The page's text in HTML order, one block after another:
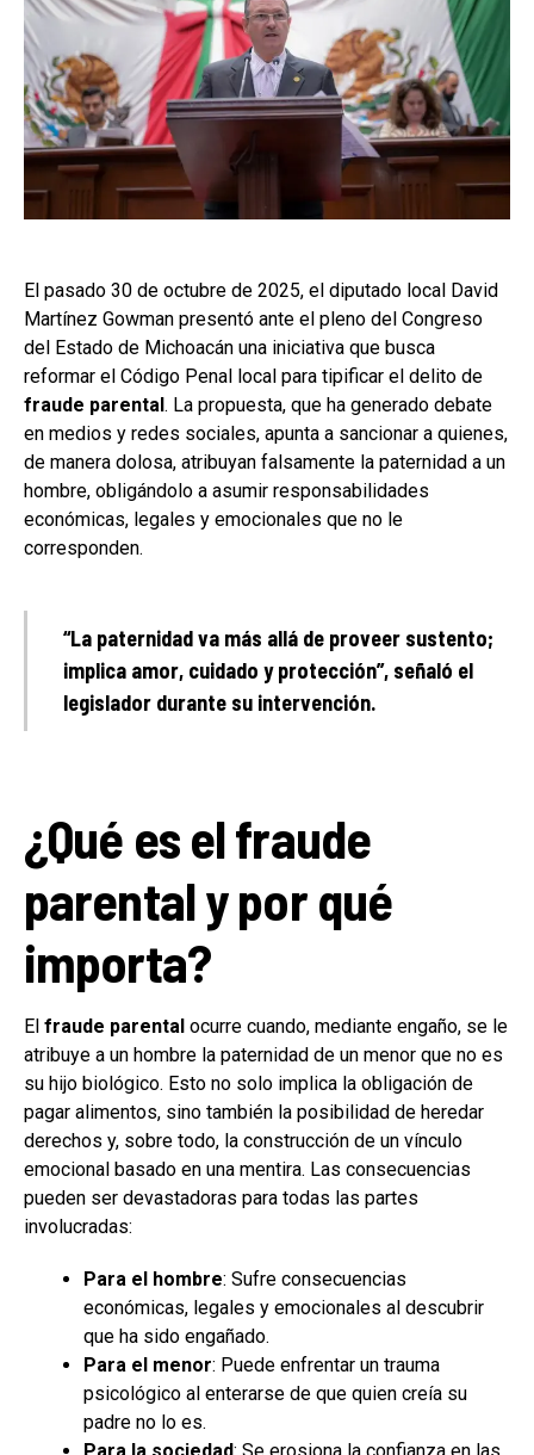
El pasado 30 de octubre de 2025, el diputado local David
Martínez Gowman presentó ante el pleno del Congreso
del Estado de Michoacán una iniciativa que busca
reformar el Código Penal local para tipificar el delito de
fraude parental. La propuesta, que ha generado debate
en medios y redes sociales, apunta a sancionar a quienes,
de manera dolosa, atribuyan falsamente la paternidad a un
hombre, obligándolo a asumir responsabilidades
económicas, legales y emocionales que no le
corresponden.
“La paternidad va más allá de proveer sustento;
implica amor, cuidado y protección”, señaló el
legislador durante su intervención.
¿Qué es el fraude
parental y por qué
importa?
El fraude parental ocurre cuando, mediante engaño, se le
atribuye a un hombre la paternidad de un menor que no es
su hijo biológico. Esto no solo implica la obligación de
pagar alimentos, sino también la posibilidad de heredar
derechos y, sobre todo, la construcción de un vínculo
emocional basado en una mentira. Las consecuencias
pueden ser devastadoras para todas las partes
involucradas:
Para el hombre: Sufre consecuencias
económicas, legales y emocionales al descubrir
que ha sido engañado.
Para el menor: Puede enfrentar un trauma
psicológico al enterarse de que quien creía su
padre no lo es.